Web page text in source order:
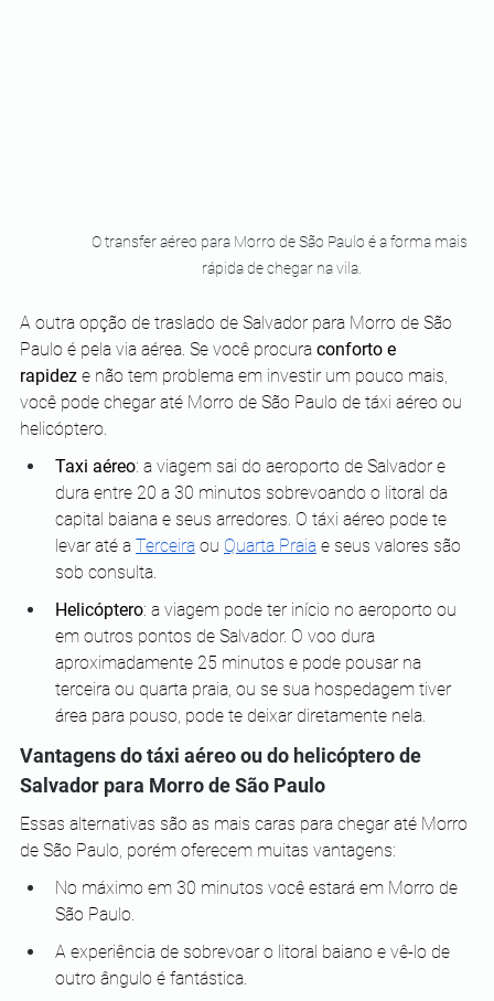
O transfer aéreo para Morro de São Paulo é a forma mais
rápida de chegar na vila.
A outra opção de traslado de Salvador para Morro de São
Paulo é pela via aérea. Se você procura conforto e
rapidez e não tem problema em investir um pouco mais,
você pode chegar até Morro de São Paulo de táxi aéreo ou
helicóptero.
Taxi aéreo: a viagem sai do aeroporto de Salvador e
dura entre 20 a 30 minutos sobrevoando o litoral da
capital baiana e seus arredores. O táxi aéreo pode te
levar até a Terceira ou Quarta Praia e seus valores são
sob consulta.
Helicóptero: a viagem pode ter início no aeroporto ou
em outros pontos de Salvador. O voo dura
aproximadamente 25 minutos e pode pousar na
terceira ou quarta praia, ou se sua hospedagem tiver
área para pouso, pode te deixar diretamente nela.
Vantagens do táxi aéreo ou do helicóptero de
Salvador para Morro de São Paulo
Essas alternativas são as mais caras para chegar até Morro
de São Paulo, porém oferecem muitas vantagens:
No máximo em 30 minutos você estará em Morro de
São Paulo.
A experiência de sobrevoar o litoral baiano e vê-lo de
outro ângulo é fantástica.